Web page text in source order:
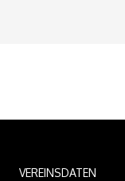
VEREINSDATEN